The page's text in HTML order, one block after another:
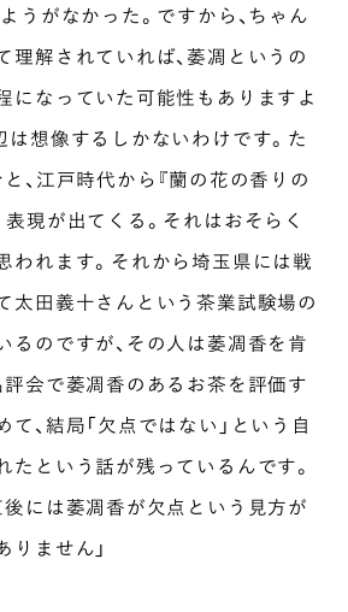
うがなかった。ですから、ちゃん
理解されていれば、萎凋というの
になっていた可能性もありますよ
は想像するしかないわけです。た
、江戸時代から『蘭の花の香りの
現が出てくる。それはおそらく
われます。それから埼玉県には戦
太田義十さんという茶業試験場の
るのですが、その人は萎凋香を肯
評会で萎凋香のあるお茶を評価す
、結局「欠点ではない」という自
たという話が残っているんです。
後には萎凋香が欠点という見方が
りません」